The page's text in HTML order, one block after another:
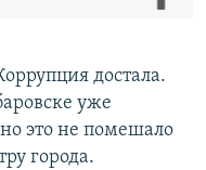
достала.
уже
это не помешало
города.